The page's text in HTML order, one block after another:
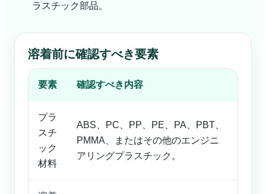
ラスチック部品。
溶着前に確認すべき要素
要素 確認すべき内容
プラ
スチ
ック
材料
ABS、PC、PP、PE、PA、PBT、
PMMA、またはその他のエンジニ
アリングプラスチック。